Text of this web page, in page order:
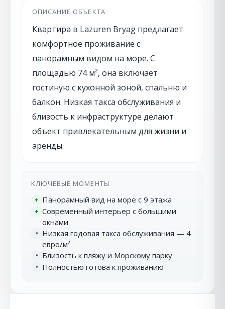
ОПИСАНИЕ ОБЪЕКТА
Квартира в Lazuren Bryag предлагает
комфортное проживание с
панорамным видом на море. С
площадью 74 м², она включает
гостиную с кухонной зоной, спальню и
балкон. Низкая такса обслуживания и
близость к инфраструктуре делают
объект привлекательным для жизни и
аренды.
КЛЮЧЕВЫЕ МОМЕНТЫ
+ Панорамный вид на море с 9 этажа
+ Современный интерьер с большими
окнами
• Низкая годовая такса обслуживания — 4
евро/м²
• Близость к пляжу и Морскому парку
• Полностью готова к проживанию